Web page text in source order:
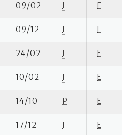
09/02 I E
09/12 I E
24/02 I E
10/02 I E
14/10 P E
17/12 I E